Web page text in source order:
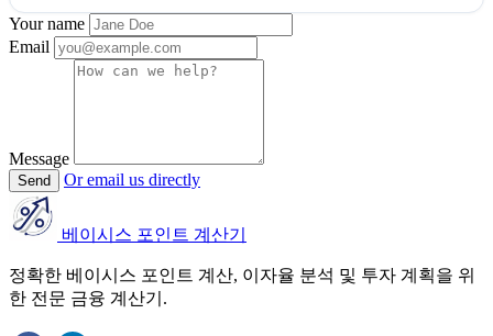
Your name
Email
Message
Send Or email us directly
베이시스 포인트 계산기
정확한 베이시스 포인트 계산, 이자율 분석 및 투자 계획을 위
한 전문 금융 계산기.